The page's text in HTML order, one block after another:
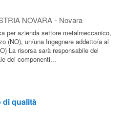
NOVARA - Novara
per azienda settore metalmeccanico,
(NO), un/una Ingegnere addetto/a al
La risorsa sarà responsabile del
dei componenti...
di qualità